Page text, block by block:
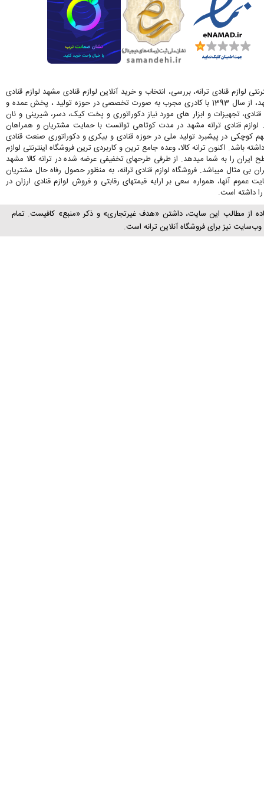
لوازم قنادی ترانه، بررسی، انتخاب و خرید آنلاین لوازم قنادی مشهد لوازم قنادی
ترانه در مشهد، از سال 1393 با کادری مجرب به صورت تخصصی در حوزه تولید ، پخش عمده و
تجهیزات و ابزار های مورد نیاز دکوراتوری و پخت کیک، دسر، شیرینی و نان
لوازم قنادی ترانه مشهد در مدت کوتاهی توانست با حمایت مشتریان و همراهان
کوچکی در پیشبرد تولید ملی در حوزه قنادی و بیکری و دکوراتوری صنعت قنادی
باشد. اکنون ترانه کالا، وعده جامع ترین و کاربردی ترین فروشگاه اینترنتی لوازم
ایران را به شما میدهد. از طرفی طرحهای تخفیفی عرضه شده در ترانه کالا مشهد
بی مثال میباشد. فروشگاه لوازم قنادی ترانه، به منظور حصول رفاه حال مشتریان
عموم آنها، همواره سعی بر ارایه قیمتهای رقابتی و فروش لوازم قنادی ارزان در
داشته است.
از مطالب این سایت، داشتن «هدف غیرتجاری» و ذکر «منبع» کافیست. تمام
نیز برای فروشگاه آنلاین ترانه است.